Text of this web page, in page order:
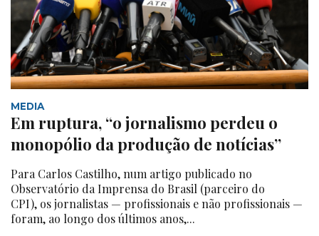
MEDIA
Em ruptura, “o jornalismo perdeu o
monopólio da produção de notícias”
Para Carlos Castilho, num artigo publicado no
Observatório da Imprensa do Brasil (parceiro do
CPI), os jornalistas — profissionais e não profissionais —
foram, ao longo dos últimos anos,...